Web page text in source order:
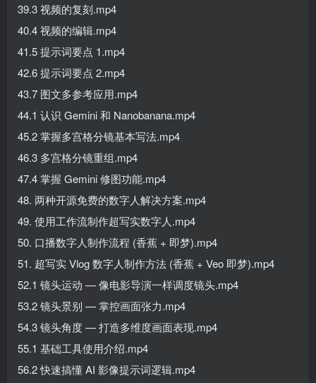
39.3 视频的复刻.mp4
40.4 视频的编辑.mp4
41.5 提示词要点 1.mp4
42.6 提示词要点 2.mp4
43.7 图文多参考应用.mp4
44.1 认识 Gemini 和 Nanobanana.mp4
45.2 掌握多宫格分镜基本写法.mp4
46.3 多宫格分镜重组.mp4
47.4 掌握 Gemini 修图功能.mp4
48. 两种开源免费的数字人解决方案.mp4
49. 使用工作流制作超写实数字人.mp4
50. 口播数字人制作流程 (香蕉 + 即梦).mp4
51. 超写实 Vlog 数字人制作方法 (香蕉 + Veo 即梦).mp4
52.1 镜头运动 — 像电影导演一样调度镜头.mp4
53.2 镜头景别 — 掌控画面张力.mp4
54.3 镜头角度 — 打造多维度画面表现.mp4
55.1 基础工具使用介绍.mp4
56.2 快速搞懂 AI 影像提示词逻辑.mp4